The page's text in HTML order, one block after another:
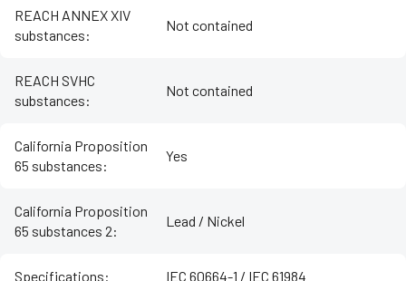
REACH ANNEX XIV
substances:
Not contained
REACH SVHC
substances:
Not contained
California Proposition
65 substances:
Yes
California Proposition
65 substances 2:
Lead / Nickel
Specifications: IEC 60664-1 / IEC 61984